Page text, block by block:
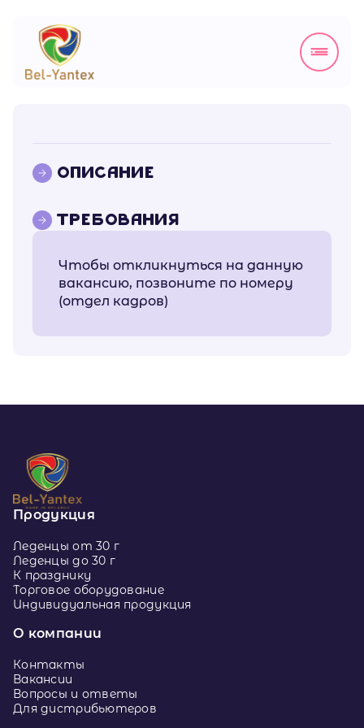
ОПИСАНИЕ
ТРЕБОВАНИЯ
Чтобы откликнуться на данную
вакансию, позвоните по номеру
(отдел кадров)
Продукция
Леденцы от 30 г
Леденцы до 30 г
К празднику
Торговое оборудование
Индивидуальная продукция
О компании
Контакты
Вакансии
Вопросы и ответы
Для дистрибьютеров